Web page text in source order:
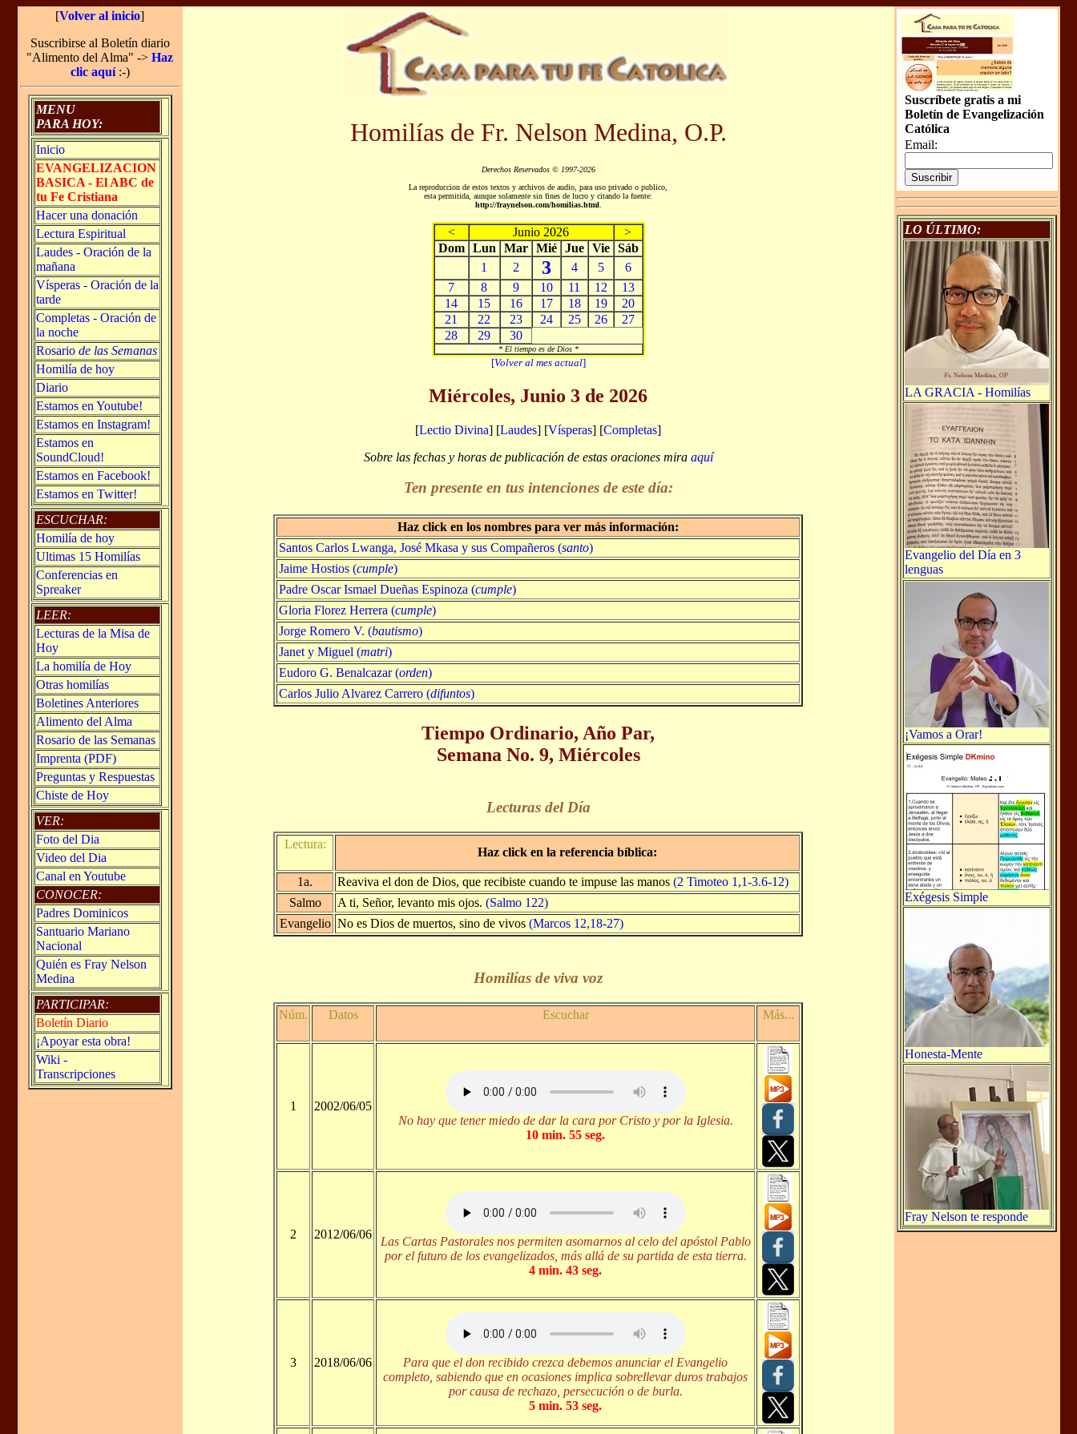
[Volver al inicio]
Suscribirse al Boletín diario
"Alimento del Alma" -> Haz
clic aquí:-)
MENU
PARA HOY:
Inicio
EVANGELIZACION
BASICA - El ABC de
tu Fe Cristiana
Hacer una donación
Lectura Espiritual
Laudes - Oración de la
mañana
Vísperas - Oración de la
tarde
Completas - Oración de
la noche
Rosario de las Semanas
Homilía de hoy
Diario
Estamos en Youtube!
Estamos en Instagram!
Estamos en
SoundCloud!
Estamos en Facebook!
Estamos en Twitter!
ESCUCHAR:
Homilía de hoy
Ultimas 15 Homilías
Conferencias en
Spreaker
LEER:
Lecturas de la Misa de
Hoy
La homilía de Hoy
Otras homilías
Boletines Anteriores
Alimento del Alma
Rosario de las Semanas
Imprenta (PDF)
Preguntas y Respuestas
Chiste de Hoy
VER:
Foto del Dia
Video del Dia
Canal en Youtube
CONOCER:
Padres Dominicos
Santuario Mariano
Nacional
Quién es Fray Nelson
Medina
PARTICIPAR:
Boletín Diario
¡Apoyar esta obra!
Wiki -
Transcripciones
Homilías de Fr. Nelson Medina, O.P.
Derechos Reservados © 1997-2026
La reproduccion de estos textos y archivos de audio, para uso privado o publico,
esta permitida, aunque solamente sin fines de lucro y citando la fuente:
http://fraynelson.com/homilias.html.
< Junio 2026
>
Dom Lun Mar Mié Jue Vie Sáb
1
2 3 4 5
6
7
8 9 10 11 12
13
14
15 16 17 18 19
20
21
22 23 24 25 26
27
28
29 30
* El tiempo es de Dios *
[Volver al mes actual]
Miércoles, Junio 3 de 2026
[Lectio Divina] [Laudes] [Vísperas] [Completas]
Sobre las fechas y horas de publicación de estas oraciones mira aquí
Ten presente en tus intenciones de este día:
Haz click en los nombres para ver más información:
Santos Carlos Lwanga, José Mkasa y sus Compañeros (santo)
Jaime Hostios (cumple)
Padre Oscar Ismael Dueñas Espinoza (cumple)
Gloria Florez Herrera (cumple)
Jorge Romero V. (bautismo)
Janet y Miguel (matri)
Eudoro G. Benalcazar (orden)
Carlos Julio Alvarez Carrero (difuntos)
Tiempo Ordinario, Año Par,
Semana No. 9, Miércoles
Lecturas del Día
Lectura:
Haz click en la referencia bíblica:
1a. Reaviva el don de Dios, que recibiste cuando te impuse las manos (2 Timoteo 1,1-3.6-12)
Salmo
A ti, Señor, levanto mis ojos. (Salmo 122)
Evangelio No es Dios de muertos, sino de vivos (Marcos 12,18-27)
Homilías de viva voz
Núm. Datos Escuchar Más...
1
2002/06/05
No hay que tener miedo de dar la cara por Cristo y por la Iglesia.
10 min. 55 seg.
2 2012/06/06
Las Cartas Pastorales nos permiten asomarnos al celo del apóstol Pablo
por el futuro de los evangelizados, más allá de su partida de esta tierra.
4 min. 43 seg.
3 2018/06/06
Para que el don recibido crezca debemos anunciar el Evangelio
completo, sabiendo que en ocasiones implica sobrellevar duros trabajos
por causa de rechazo, persecución o de burla.
5 min. 53 seg.
Suscríbete gratis a mi
Boletín de Evangelización
Católica
Email:
LO ÚLTIMO:
LA GRACIA - Homilías
Evangelio del Día en 3
lenguas
¡Vamos a Orar!
Exégesis Simple
Honesta-Mente
Fray Nelson te responde